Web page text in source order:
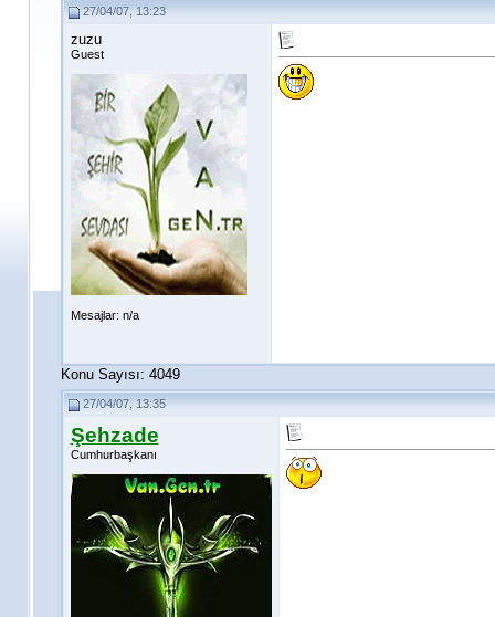
27/04/07, 13:23
zuzu
Guest
Mesajlar: n/a
Konu Sayısı: 4049
27/04/07, 13:35
Şehzade
Cumhurbaşkanı